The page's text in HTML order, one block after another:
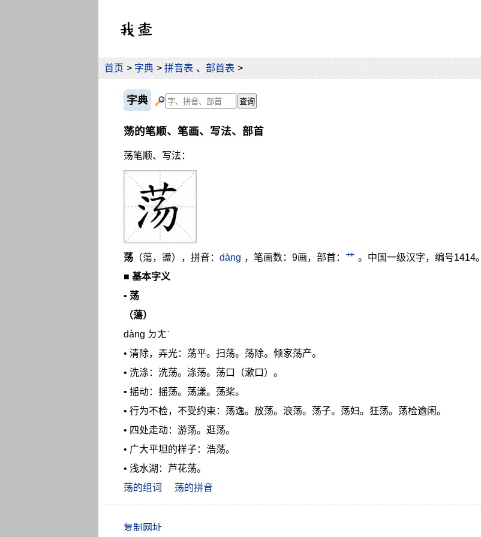
首页 > 字典 > 拼音表 、 部首表 >
字典
荡的笔顺、笔画、写法、部首
荡笔顺、写法：
荡 （蕩，盪），拼音： dàng ，笔画数：9画，部首： 艹 。中国一级汉字，编号1414。
■ 基本字义
• 荡
（蕩）
dàng ㄉㄤˋ
• 清除，弄光：荡平。扫荡。荡除。倾家荡产。
• 洗涤：洗荡。涤荡。荡口（漱口）。
• 摇动：摇荡。荡漾。荡桨。
• 行为不检，不受约束：荡逸。放荡。浪荡。荡子。荡妇。狂荡。荡检逾闲。
• 四处走动：游荡。逛荡。
• 广大平坦的样子：浩荡。
• 浅水湖：芦花荡。
荡的组词
荡的拼音